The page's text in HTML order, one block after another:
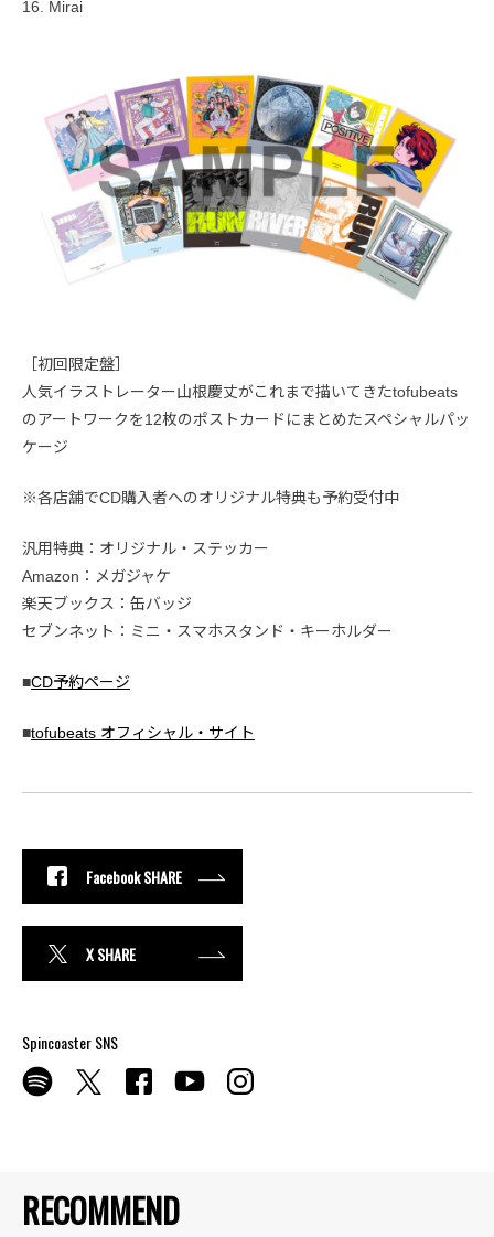
RECOMMEND
16. Mirai
［初回限定盤］
人気イラストレーター山根慶丈がこれまで描いてきたtofubeats
のアートワークを12枚のポストカードにまとめたスペシャルパッ
ケージ
※各店舗でCD購入者へのオリジナル特典も予約受付中
汎用特典：オリジナル・ステッカー
Amazon：メガジャケ
楽天ブックス：缶バッジ
セブンネット：ミニ・スマホスタンド・キーホルダー
■CD予約ページ
■tofubeats オフィシャル・サイト
Facebook SHARE
X SHARE
Spincoaster SNS